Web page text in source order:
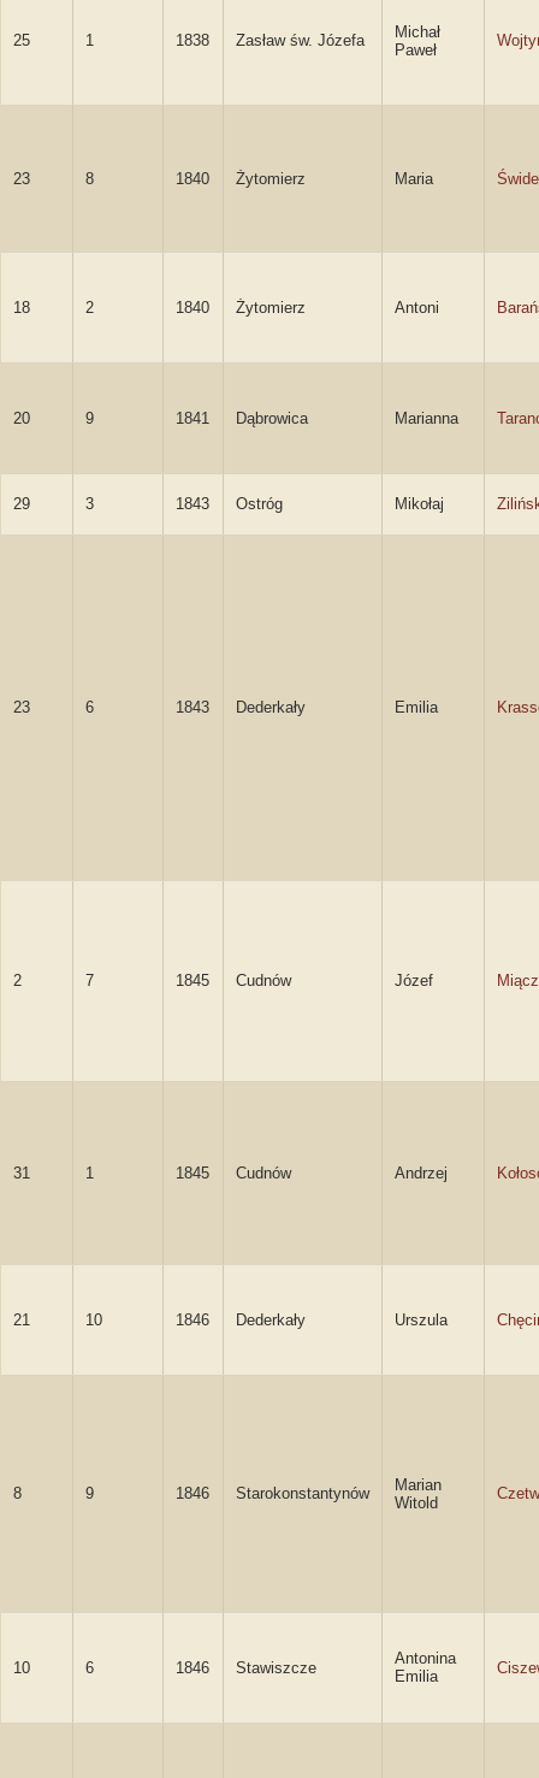
25 1 1838 Zasław św. Józefa
Michał
Paweł
23 8 1840 Żytomierz Maria
18 2 1840 Żytomierz Antoni
20 9 1841 Dąbrowica Marianna
29 3 1843 Ostróg Mikołaj
23 6 1843 Dederkały Emilia
2 7 1845 Cudnów Józef
31 1 1845 Cudnów Andrzej
21 10 1846 Dederkały Urszula
8 9 1846 Starokonstantynów
Marian
Witold
10 6 1846 Stawiszcze
Antonina
Emilia